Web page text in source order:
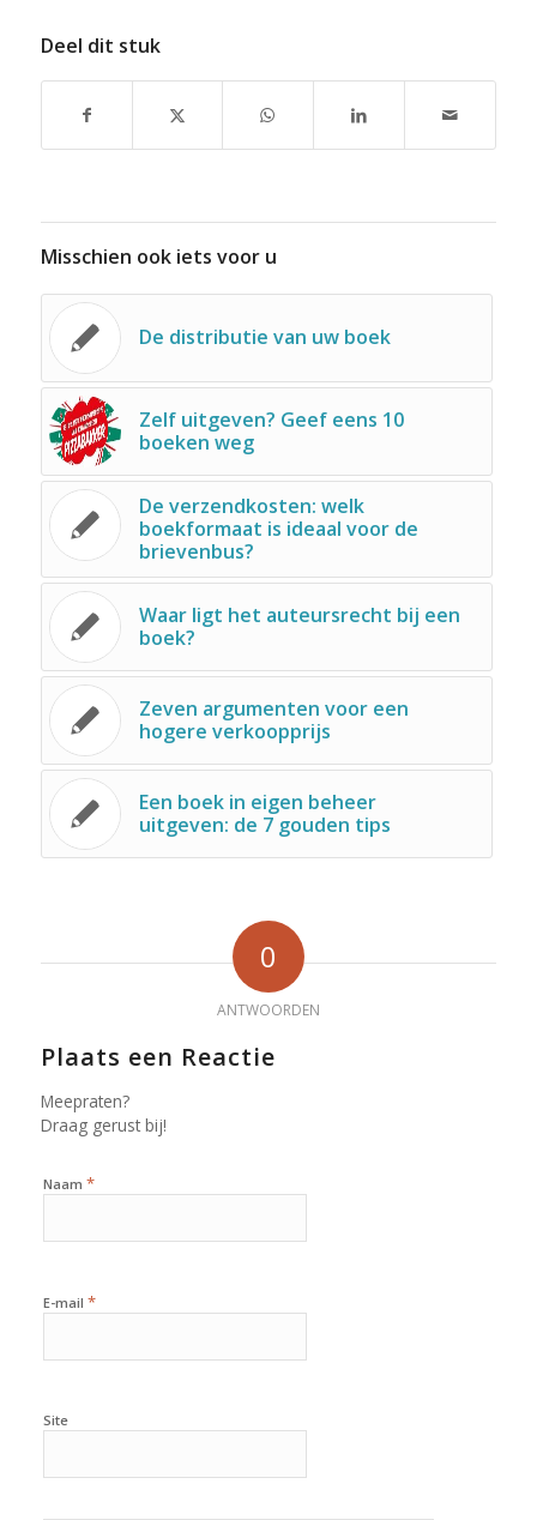
Deel dit stuk
Misschien ook iets voor u
De distributie van uw boek
Zelf uitgeven? Geef eens 10
boeken weg
De verzendkosten: welk
boekformaat is ideaal voor de
brievenbus?
Waar ligt het auteursrecht bij een
boek?
Zeven argumenten voor een
hogere verkoopprijs
Een boek in eigen beheer
uitgeven: de 7 gouden tips
0
ANTWOORDEN
Plaats een Reactie
Meepraten?
Draag gerust bij!
Naam *
E-mail *
Site